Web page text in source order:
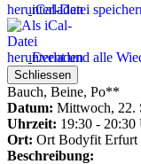
iCal-Datei
Event und alle
Schliessen
Bauch, Beine, Po**
Datum: Mittwoch, 22.
Uhrzeit: 19:30 - 20:30
Ort: Ort Bodyfit Erfurt
Beschreibung: